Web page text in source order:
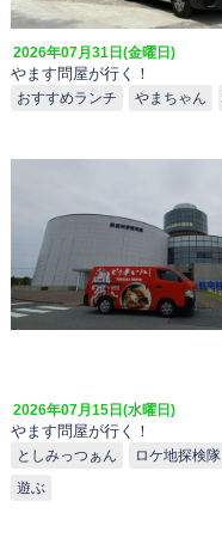
2026年07月31日(金曜日)
やます問屋が行く！
おすすめランチ やまちゃん
2026年07月15日(水曜日)
やます問屋が行く！
としみっつぁん ロケ地探検隊
遊ぶ